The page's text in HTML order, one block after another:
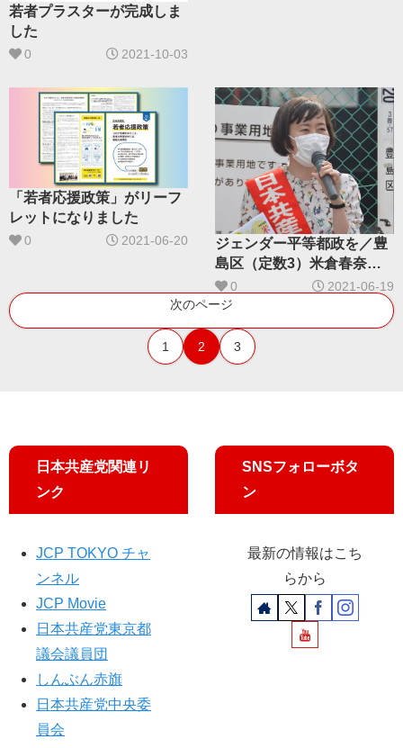
若者プラスターが完成しま
した
0 2021-10-03
「若者応援政策」がリーフ
レットになりました
0 2021-06-20
ジェンダー平等都政を／豊
島区（定数3）米倉春奈予
定候補（33）現 大丈夫論
打破しよう
0
2021-06-19
次のページ
1 2 3
日本共産党関連リ
ンク
JCP TOKYO チャ
ンネル
JCP Movie
日本共産党東京都
議会議員団
しんぶん赤旗
日本共産党中央委
員会
SNSフォローボタ
ン
最新の情報はこち
らから